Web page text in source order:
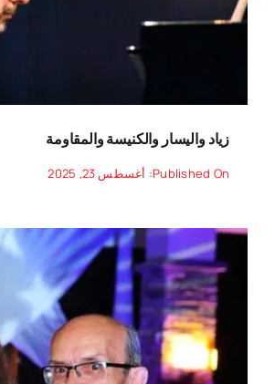
زياد واليسار والكنيسة والمقاومة
Published On: أغسطس 23, 2025